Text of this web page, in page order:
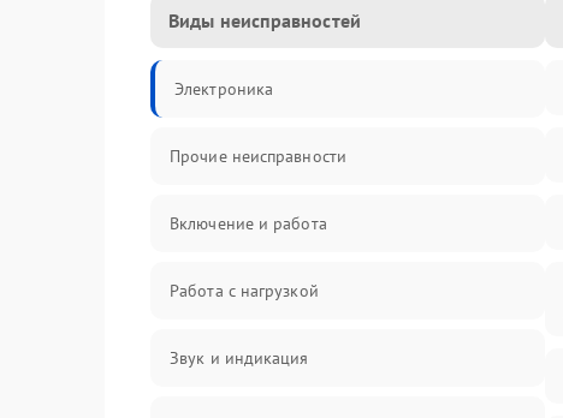
Виды неисправностей
Электроника
Прочие неисправности
Включение и работа
Работа с нагрузкой
Звук и индикация